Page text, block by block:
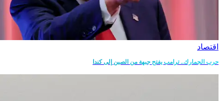
اقتصاد
حرب الجمارك.. ترامب يفتح جبهة من الصين إلى كندا